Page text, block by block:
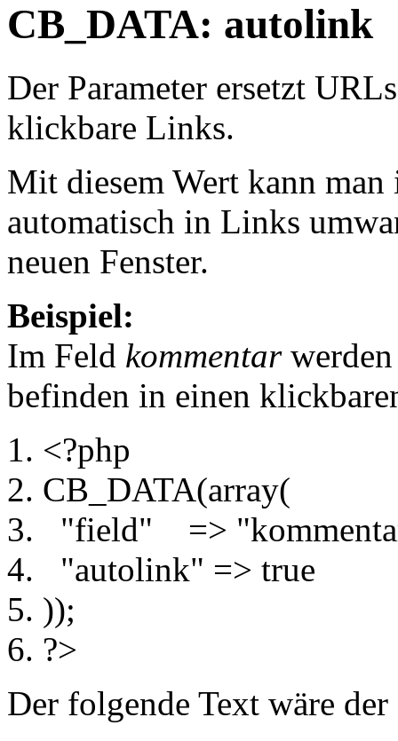
CB_DATA: autolink
Der Parameter ersetzt
klickbare Links.
Mit diesem Wert kann
automatisch in Links
neuen Fenster.
Beispiel:
Im Feld kommentarwerden
befinden in einen
<?php
CB_DATA(array(
"field"
=>
"autolink" => true
));
?>
Der folgende Text wäre